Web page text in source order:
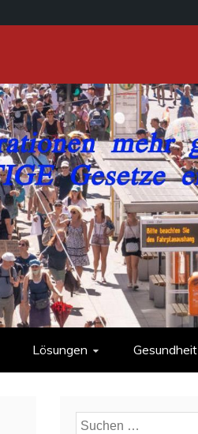
Lösungen Gesundheit
Suchen